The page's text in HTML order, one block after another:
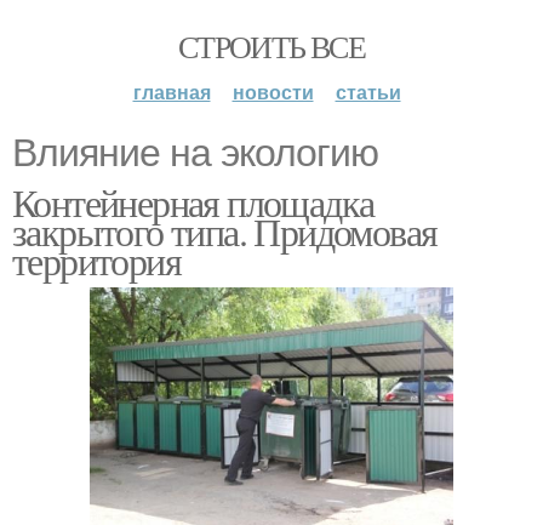
СТРОИТЬ ВСЕ
главная новости статьи
Влияние на экологию
Контейнерная площадка
закрытого типа. Придомовая
территория